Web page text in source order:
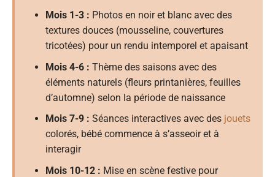
Mois 1-3 : Photos en noir et blanc avec des
textures douces (mousseline, couvertures
tricotées) pour un rendu intemporel et apaisant
Mois 4-6 : Thème des saisons avec des
éléments naturels (fleurs printanières, feuilles
d’automne) selon la période de naissance
Mois 7-9 : Séances interactives avec des jouets
colorés, bébé commence à s’asseoir et à
interagir
Mois 10-12 : Mise en scène festive pour